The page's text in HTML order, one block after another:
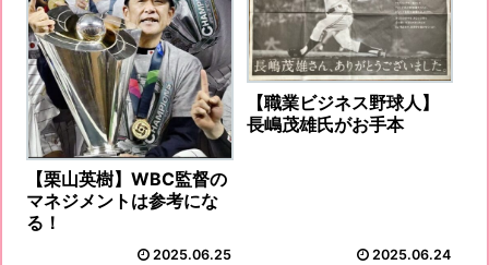
【栗山英樹】WBC監督の
マネジメントは参考にな
る！
2025.06.25
【職業ビジネス野球人】
長嶋茂雄氏がお手本
2025.06.24